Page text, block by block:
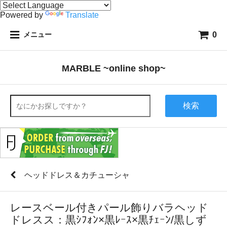
Powered by Translate
メニュー 0
MARBLE ~online shop~
検索
ヘッドドレス＆カチューシャ
レースベール付きパール飾りバラヘッド
ドレスス：黒ｼﾌｫﾝ×黒ﾚｰｽ×黒ﾁｪｰﾝ/黒しず